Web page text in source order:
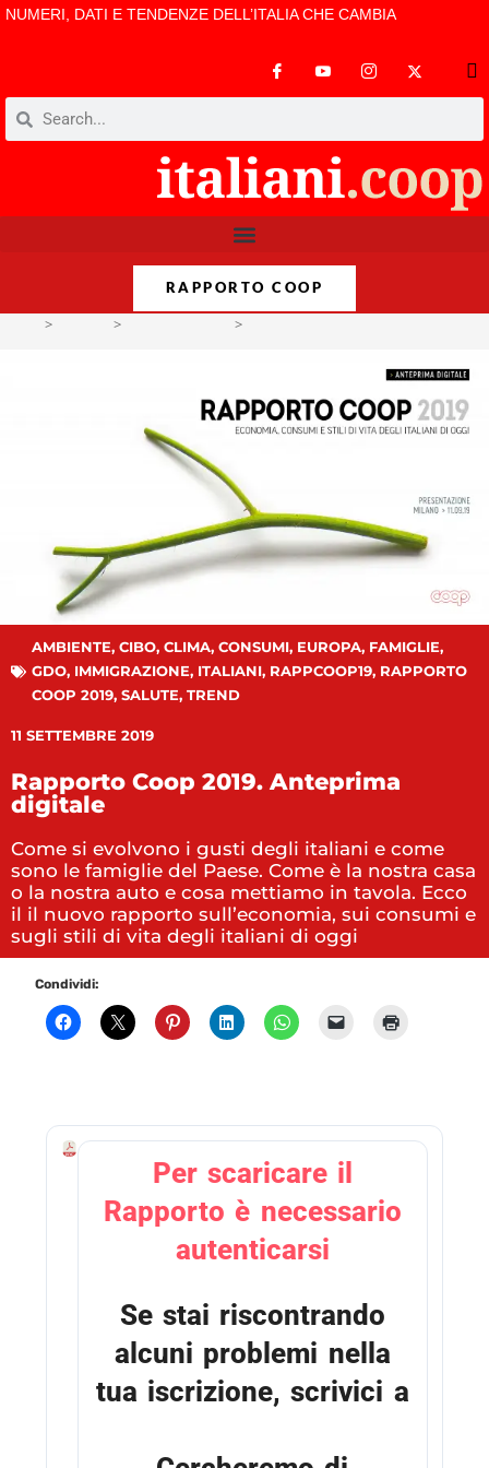
NUMERI, DATI E TENDENZE DELL’ITALIA CHE CAMBIA
RAPPORTO COOP
> > >
AMBIENTE, CIBO, CLIMA, CONSUMI, EUROPA, FAMIGLIE,
GDO, IMMIGRAZIONE, ITALIANI, RAPPCOOP19, RAPPORTO
COOP 2019, SALUTE, TREND
11 SETTEMBRE 2019
Rapporto Coop 2019. Anteprima
digitale
Come si evolvono i gusti degli italiani e come
sono le famiglie del Paese. Come è la nostra casa
o la nostra auto e cosa mettiamo in tavola. Ecco
il il nuovo rapporto sull’economia, sui consumi e
sugli stili di vita degli italiani di oggi
Condividi:
A
Per scaricare il
Rapporto è necessario
autenticarsi
Se stai riscontrando
alcuni problemi nella
tua iscrizione, scrivici a